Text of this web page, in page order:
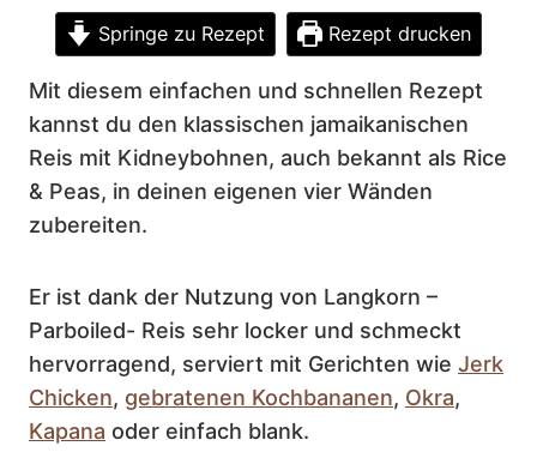
Springe zu Rezept Rezept drucken
Mit diesem einfachen und schnellen Rezept
kannst du den klassischen jamaikanischen
Reis mit Kidneybohnen, auch bekannt als Rice
& Peas, in deinen eigenen vier Wänden
zubereiten.
Er ist dank der Nutzung von Langkorn –
Parboiled- Reis sehr locker und schmeckt
hervorragend, serviert mit Gerichten wie Jerk
Chicken, gebratenen Kochbananen, Okra,
Kapana oder einfach blank.